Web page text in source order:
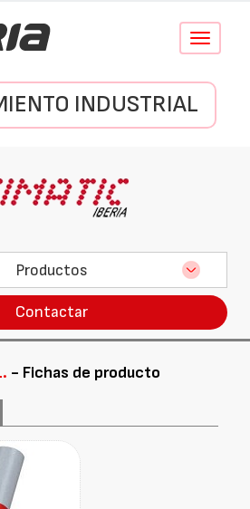
Conmutar
INDUSTRIAL
Productos
Contactar
- Fichas de producto